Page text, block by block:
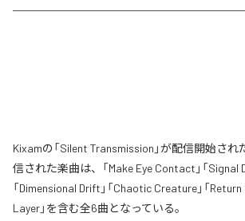
Kixamの「Silent Transmission」が配信開始さ
信された楽曲は、「Make Eye Contact」「Signal
「Dimensional Drift」「Chaotic Creature」「
Layer」を含む全6曲となっている。